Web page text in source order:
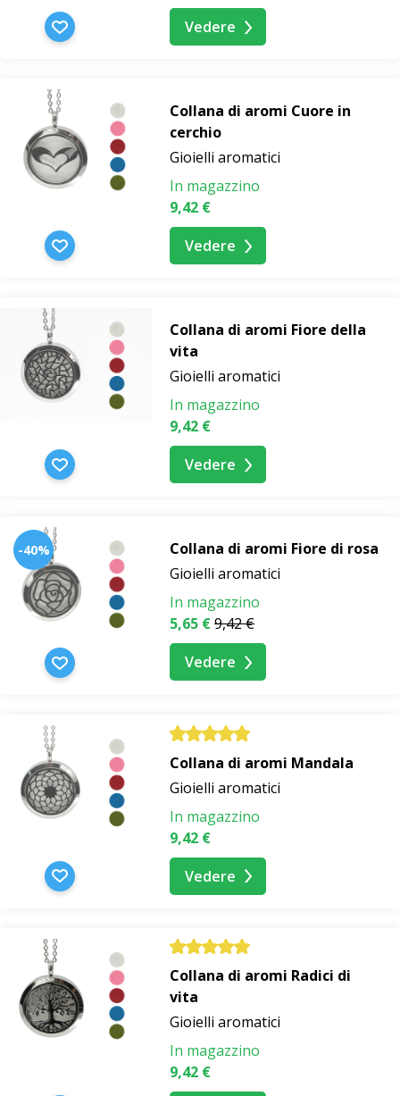
Vedere
Collana di aromi Cuore in
cerchio
Gioielli aromatici
In magazzino
9,42 €
Vedere
Collana di aromi Fiore della
vita
Gioielli aromatici
In magazzino
9,42 €
Vedere
-40%
Collana di aromi Fiore di rosa
Gioielli aromatici
In magazzino
5,65 €9,42 €
Vedere
Collana di aromi Mandala
Gioielli aromatici
In magazzino
9,42 €
Vedere
Collana di aromi Radici di
vita
Gioielli aromatici
In magazzino
9,42 €